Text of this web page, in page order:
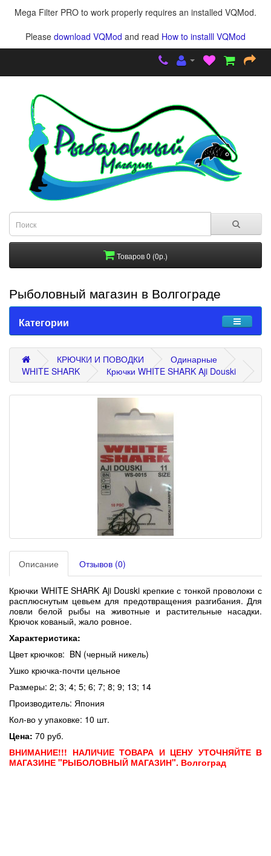
Mega Filter PRO to work properly requires an installed VQMod.
Please download VQMod and read How to installl VQMod
Товаров 0 (0р.)
Рыболовный магазин в Волгограде
Категории
КРЮЧКИ И ПОВОДКИ
Одинарные
WHITE SHARK
Крючки WHITE SHARK Aji Douski
Описание Отзывов (0)
Крючки WHITE SHARK Aji Douski крепкие с тонкой проволоки с
расплюснутым цевьем для предотвращения разгибания. Для
ловли белой рыбы на животные и растительные насадки.
Крючок кованый, жало ровное.
Характеристика:
Цвет крючков: BN (черный никель)
Ушко крючка-почти цельное
Размеры: 2; 3; 4; 5; 6; 7; 8; 9; 13; 14
Производитель: Япония
Кол-во у упаковке: 10 шт.
Цена: 70 руб.
ВНИМАНИЕ!!! НАЛИЧИЕ ТОВАРА И ЦЕНУ УТОЧНЯЙТЕ В
МАГАЗИНЕ "РЫБОЛОВНЫЙ МАГАЗИН". Волгоград